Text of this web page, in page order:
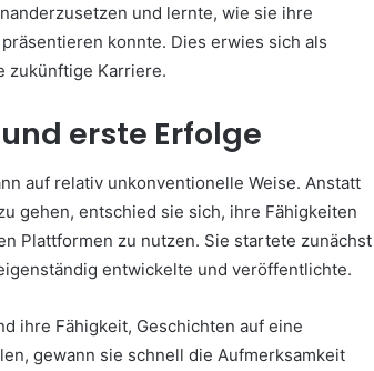
und lernte, wie sie ihre
konnte. Dies erwies sich als
zukünftige Karriere.
erste Erfolge
auf relativ unkonventionelle Weise. Anstatt
gehen, entschied sie sich, ihre Fähigkeiten
Plattformen zu nutzen. Sie startete zunächst
entwickelte und veröffentlichte.
ihre Fähigkeit, Geschichten auf eine
gewann sie schnell die Aufmerksamkeit